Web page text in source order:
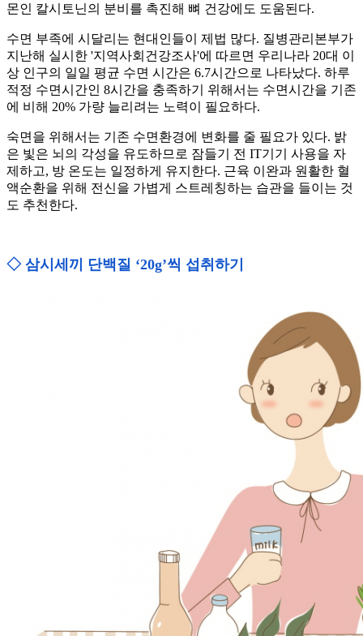
몬인 칼시토닌의 분비를 촉진해 뼈 건강에도 도움된다.
수면 부족에 시달리는 현대인들이 제법 많다. 질병관리본부가
지난해 실시한 '지역사회건강조사'에 따르면 우리나라 20대 이
상 인구의 일일 평균 수면 시간은 6.7시간으로 나타났다. 하루
적정 수면시간인 8시간을 충족하기 위해서는 수면시간을 기존
에 비해 20% 가량 늘리려는 노력이 필요하다.
숙면을 위해서는 기존 수면환경에 변화를 줄 필요가 있다. 밝
은 빛은 뇌의 각성을 유도하므로 잠들기 전 IT기기 사용을 자
제하고, 방 온도는 일정하게 유지한다. 근육 이완과 원활한 혈
액순환을 위해 전신을 가볍게 스트레칭하는 습관을 들이는 것
도 추천한다.
◇ 삼시세끼 단백질 ‘20g’씩 섭취하기